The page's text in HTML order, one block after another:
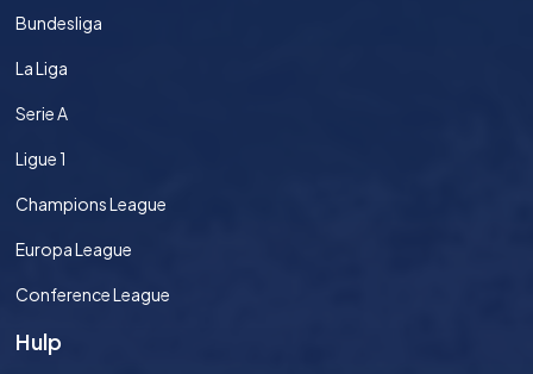
Bundesliga
La Liga
Serie A
Ligue 1
Champions League
Europa League
Conference League
Hulp